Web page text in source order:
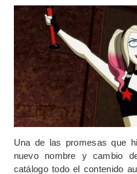
Una de las promesas que
nuevo nombre y cambio
catálogo todo el contenido